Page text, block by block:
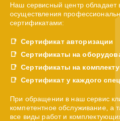
Наш сервисный центр
осуществления
сертификатами:
Сертификат авторизации
Сертификаты на
Сертификаты на
Сертификат у каждого
При обращении в наш сервис
компетентное обслуживание, а
все виды работ и